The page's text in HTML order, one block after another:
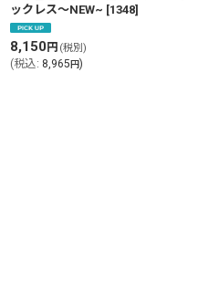
ックレス〜NEW~ [1348]
8,150円 (税別)
(税込: 8,965円)